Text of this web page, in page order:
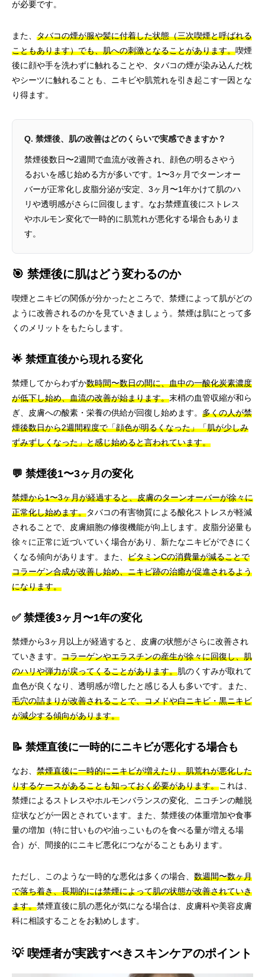
が必要です。
また、 タバコの煙が服や髪に付着した状態（三次喫煙と呼ばれる
こともあります）でも、肌への刺激となることがあります。喫煙
後に顔や手を洗わずに触れることや、タバコの煙が染み込んだ枕
やシーツに触れることも、ニキビや肌荒れを引き起こす一因とな
り得ます。
Q. 禁煙後、肌の改善はどのくらいで実感できますか？
禁煙後数日〜2週間で血流が改善され、顔色の明るさやう
るおいを感じ始める方が多いです。1〜3ヶ月でターンオー
バーが正常化し皮脂分泌が安定、3ヶ月〜1年かけて肌のハ
リや透明感がさらに回復します。なお禁煙直後にストレス
やホルモン変化で一時的に肌荒れが悪化する場合もありま
す。
🎯 禁煙後に肌はどう変わるのか
喫煙とニキビの関係が分かったところで、禁煙によって肌がどの
ように改善されるのかを見ていきましょう。禁煙は肌にとって多
くのメリットをもたらします。
🌟 禁煙直後から現れる変化
禁煙してからわずか数時間〜数日の間に、血中の一酸化炭素濃度
が低下し始め、血流の改善が始まります。末梢の血管収縮が和ら
ぎ、皮膚への酸素・栄養の供給が回復し始めます。 多くの人が禁
煙後数日から2週間程度で「顔色が明るくなった」「肌が少しみ
ずみずしくなった」と感じ始めると言われています。
💬 禁煙後1〜3ヶ月の変化
禁煙から1〜3ヶ月が経過すると、皮膚のターンオーバーが徐々に
正常化し始めます。タバコの有害物質による酸化ストレスが軽減
されることで、皮膚細胞の修復機能が向上します。皮脂分泌量も
徐々に正常に近づいていく場合があり、新たなニキビができにく
くなる傾向があります。また、 ビタミンCの消費量が減ることで
コラーゲン合成が改善し始め、ニキビ跡の治癒が促進されるよう
になります。
✅ 禁煙後3ヶ月〜1年の変化
禁煙から3ヶ月以上が経過すると、皮膚の状態がさらに改善され
ていきます。 コラーゲンやエラスチンの産生が徐々に回復し、肌
のハリや弾力が戻ってくることがあります。肌のくすみが取れて
血色が良くなり、透明感が増したと感じる人も多いです。また、
毛穴の詰まりが改善されることで、コメドや白ニキビ・黒ニキビ
が減少する傾向があります。
📝 禁煙直後に一時的にニキビが悪化する場合も
なお、 禁煙直後に一時的にニキビが増えたり、肌荒れが悪化した
りするケースがあることも知っておく必要があります。これは、
禁煙によるストレスやホルモンバランスの変化、ニコチンの離脱
症状などが一因とされています。また、禁煙後の体重増加や食事
量の増加（特に甘いものや油っこいものを食べる量が増える場
合）が、間接的にニキビ悪化につながることもあります。
ただし、このような一時的な悪化は多くの場合、 数週間〜数ヶ月
で落ち着き、長期的には禁煙によって肌の状態が改善されていき
ます。禁煙直後に肌の悪化が気になる場合は、皮膚科や美容皮膚
科に相談することをお勧めします。
💡 喫煙者が実践すべきスキンケアのポイント